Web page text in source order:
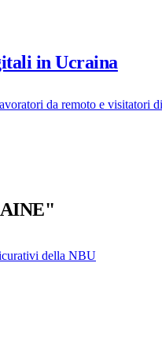
in Ucraina
da remoto e visitatori
della NBU